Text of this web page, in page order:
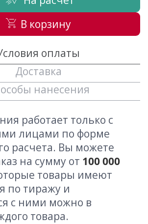
В корзину
оплаты
Доставка
нанесения
работает только с
лицами по форме
расчета. Вы можете
на сумму от 100 000
товары имеют
по тиражу и
с ними можно в
товара.